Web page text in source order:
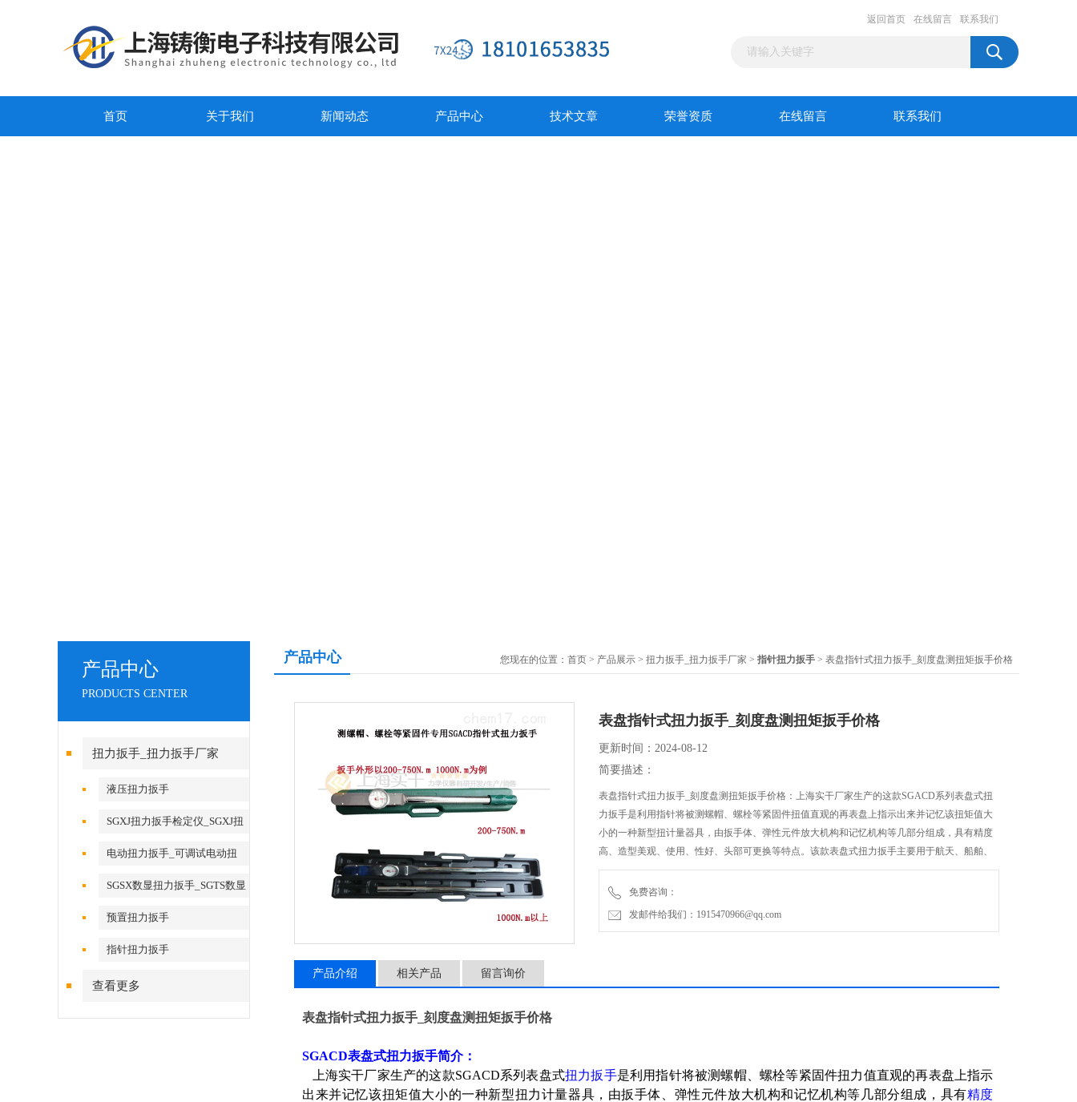
返回首页 在线留言 联系我们
首页 关于我们 新闻动态 产品中心 技术文章 荣誉资质 在线留言 联系我们
产品中心
PRODUCTS CENTER
扭力扳手_扭力扳手厂家
液压扭力扳手
SGXJ扭力扳手检定仪_SGXJ扭
矩扳手检定仪
电动扭力扳手_可调试电动扭
SGSX数显扭力扳手_SGTS数显
扭力扳手
预置扭力扳手
指针扭力扳手
查看更多
产品中心 您现在的位置： 首页 > 产品展示 > 扭力扳手_扭力扳手厂家 > 指针扭力扳手 > 表盘指针式扭力扳手_刻度盘测扭矩扳手价格
表盘指针式扭力扳手_刻度盘测扭矩扳手价格
更新时间：2024-08-12
简要描述：
表盘指针式扭力扳手_刻度盘测扭矩扳手价格：上海实干厂家生产的这款SGACD系列表盘式扭
力扳手是利用指针将被测螺帽、螺栓等紧固件扭值直观的再表盘上指示出来并记忆该扭矩值大
小的一种新型扭计量器具，由扳手体、弹性元件放大机构和记忆机构等几部分组成，具有精度
高、造型美观、使用、性好、头部可更换等特点。该款表盘式扭力扳手主要用于航天、船舶、
汽车、精密机械、电、发动机、内燃机等行业对紧固矩有严
免费咨询：
发邮件给我们：1915470966@qq.com
产品介绍 相关产品 留言询价
表盘指针式扭力扳手_刻度盘测扭矩扳手价格
SGACD表盘式扭力扳手简介：
上海实干厂家生产的这款SGACD系列表盘式扭力扳手是利用指针将被测螺帽、螺栓等紧固件扭力值直观的再表盘上指示
出来并记忆该扭矩值大小的一种新型扭力计量器具，由扳手体、弹性元件放大机构和记忆机构等几部分组成，具有精度